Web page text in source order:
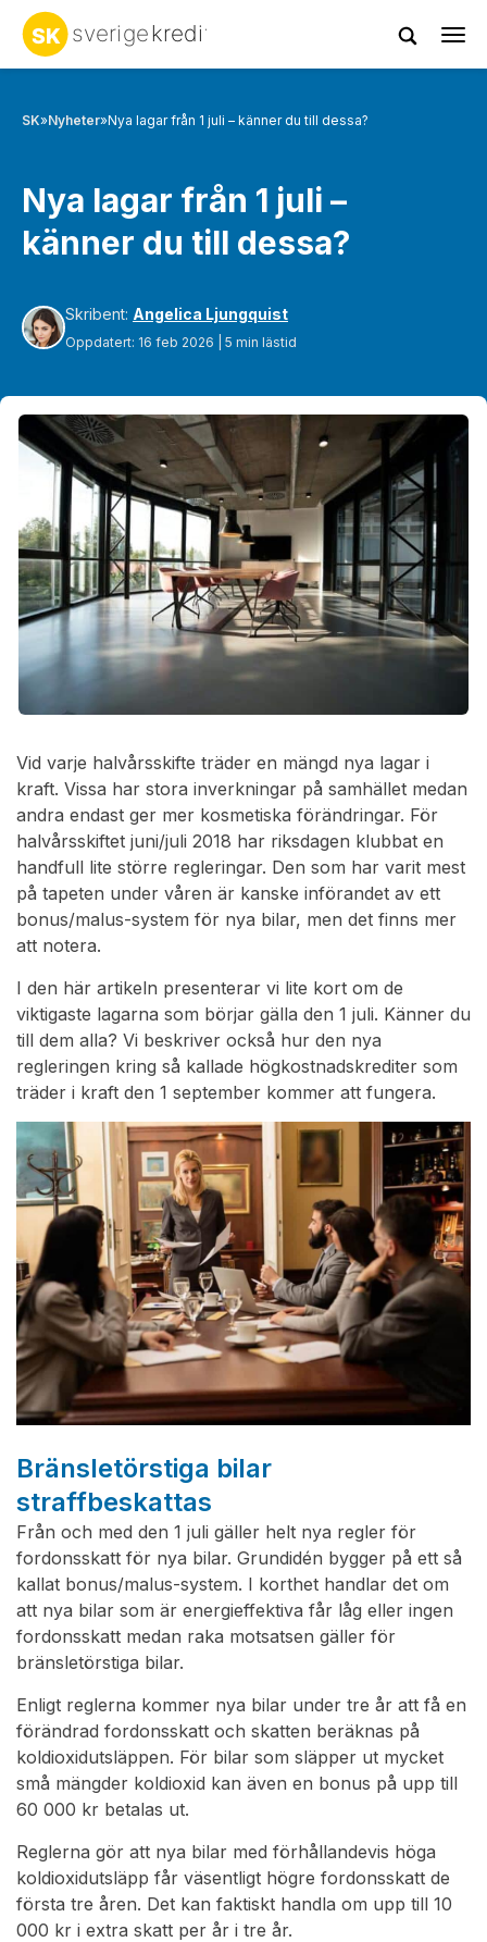
SK»Nyheter»Nya lagar från 1 juli – känner du till dessa?
Nya lagar från 1 juli –
känner du till dessa?
Skribent: Angelica Ljungquist
Oppdatert: 16 feb 2026 | 5 min lästid
Vid varje halvårsskifte träder en mängd nya lagar i
kraft. Vissa har stora inverkningar på samhället medan
andra endast ger mer kosmetiska förändringar. För
halvårsskiftet juni/juli 2018 har riksdagen klubbat en
handfull lite större regleringar. Den som har varit mest
på tapeten under våren är kanske införandet av ett
bonus/malus-system för nya bilar, men det finns mer
att notera.
I den här artikeln presenterar vi lite kort om de
viktigaste lagarna som börjar gälla den 1 juli. Känner du
till dem alla? Vi beskriver också hur den nya
regleringen kring så kallade högkostnadskrediter som
träder i kraft den 1 september kommer att fungera.
Bränsletörstiga bilar
straffbeskattas
Från och med den 1 juli gäller helt nya regler för
fordonsskatt för nya bilar. Grundidén bygger på ett så
kallat bonus/malus-system. I korthet handlar det om
att nya bilar som är energieffektiva får låg eller ingen
fordonsskatt medan raka motsatsen gäller för
bränsletörstiga bilar.
Enligt reglerna kommer nya bilar under tre år att få en
förändrad fordonsskatt och skatten beräknas på
koldioxidutsläppen. För bilar som släpper ut mycket
små mängder koldioxid kan även en bonus på upp till
60 000 kr betalas ut.
Reglerna gör att nya bilar med förhållandevis höga
koldioxidutsläpp får väsentligt högre fordonsskatt de
första tre åren. Det kan faktiskt handla om upp till 10
000 kr i extra skatt per år i tre år.